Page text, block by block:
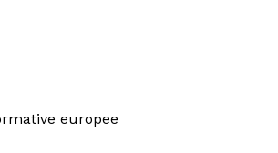
europee